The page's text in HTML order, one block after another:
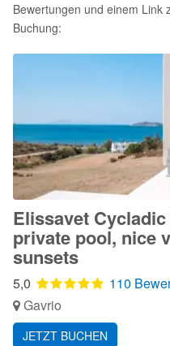
Bewertungen und einem Link
Buchung:
Elissavet
private pool, nice
sunsets
5,0
110
Gavrio
JETZT BUCHEN